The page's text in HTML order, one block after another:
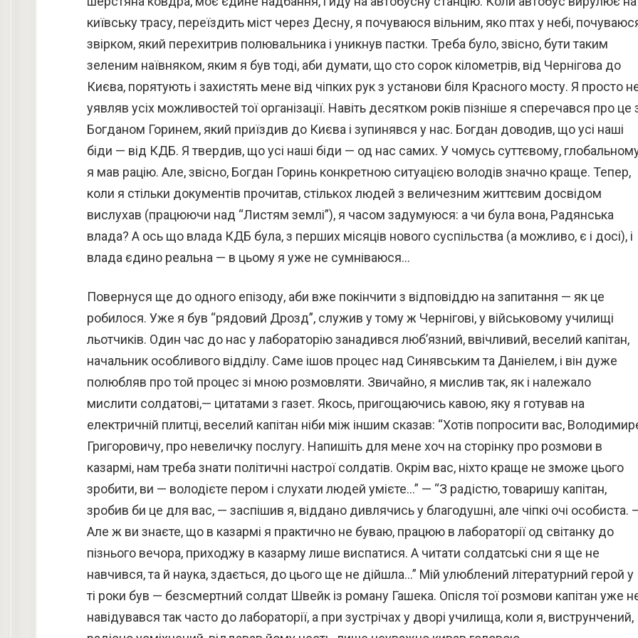
київську трасу, переїздить міст через Десну, я почуваюся вільним, яко птах у небі,
звірком, який перехитрив полювальника і уникнув пастки. Треба було, звісно, бути таким
зеленим наївняком, яким я був тоді, аби думати, що сто сорок кілометрів, від Чернігова до
Києва, порятують і захистять мене від чіпких рук з установи біля Красного мосту. Я просто
уявляв усіх можливостей тої організації. Навіть десятком років пізніше я сперечався про це
Богданом Горинем, який приїздив до Києва і зупинявся у нас. Богдан доводив, що усі наші
біди — від КДБ. Я твердив, що усі наші біди — од нас самих. У чомусь суттєвому,
я мав рацію. Але, звісно, Богдан Горинь конкретною ситуацією володів значно краще. Тепер,
коли я стільки документів прочитав, стількох людей з величезним життєвим досвідом
вислухав (працюючи над “Листям землі”), я часом задумуюся: а чи була вона, Радянська
влада? А ось що влада КДБ була, з перших місяців нового суспільства (а можливо, є і досі), і
влада єдино реальна — в цьому я уже не сумніваюся…
Повернуся ще до одного епізоду, аби вже покінчити з відповіддю на запитання — як це
робилося. Уже я був “рядовий Дрозд”, служив у тому ж Чернігові, у військовому училищі
льотчиків. Один час до нас у лабораторію занадився люб’язний, ввічливий, веселий капітан,
начальник особливого відділу. Саме ішов процес над Синявським та Даніелем, і він дуже
полюбляв про той процес зі мною розмовляти. Звичайно, я мислив так, як і належало
мислити солдатові,— цитатами з газет. Якось, пригощаючись кавою, яку я готував на
електричній плитці, веселий капітан ніби між іншим сказав: “Хотів попросити вас,
Григоровичу, про невеличку послугу. Напишіть для мене хоч на сторінку про розмови в
казармі, нам треба знати політичні настрої солдатів. Окрім вас, ніхто краще не зможе цього
зробити, ви — володієте пером і слухати людей умієте…” — “З радістю, товаришу капітан,
зробив би це для вас, — заспішив я, віддано дивлячись у благодушні, але чіпкі очі особиста.
Але ж ви знаєте, що в казармі я практично не буваю, працюю в лабораторії од світанку до
пізнього вечора, приходжу в казарму лише виспатися. А читати солдатські сни я ще не
навчився, та й наука, здається, до цього ще не дійшла…” Мій улюблений літературний герой у
ті роки був — безсмертний солдат Швейк із роману Гашека. Опісля тої розмови капітан уже
навідувався так часто до лабораторії, а при зустрічах у дворі училища, коли я, виструнчений,